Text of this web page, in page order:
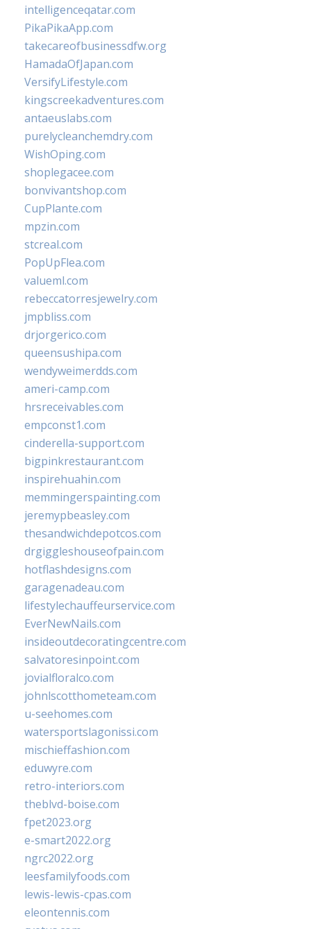
intelligenceqatar.com
PikaPikaApp.com
takecareofbusinessdfw.org
HamadaOfJapan.com
VersifyLifestyle.com
kingscreekadventures.com
antaeuslabs.com
purelycleanchemdry.com
WishOping.com
shoplegacee.com
bonvivantshop.com
CupPlante.com
mpzin.com
stcreal.com
PopUpFlea.com
valueml.com
rebeccatorresjewelry.com
jmpbliss.com
drjorgerico.com
queensushipa.com
wendyweimerdds.com
ameri-camp.com
hrsreceivables.com
empconst1.com
cinderella-support.com
bigpinkrestaurant.com
inspirehuahin.com
memmingerspainting.com
jeremypbeasley.com
thesandwichdepotcos.com
drgiggleshouseofpain.com
hotflashdesigns.com
garagenadeau.com
lifestylechauffeurservice.com
EverNewNails.com
insideoutdecoratingcentre.com
salvatoresinpoint.com
jovialfloralco.com
johnlscotthometeam.com
u-seehomes.com
watersportslagonissi.com
mischieffashion.com
eduwyre.com
retro-interiors.com
theblvd-boise.com
fpet2023.org
e-smart2022.org
ngrc2022.org
leesfamilyfoods.com
lewis-lewis-cpas.com
eleontennis.com